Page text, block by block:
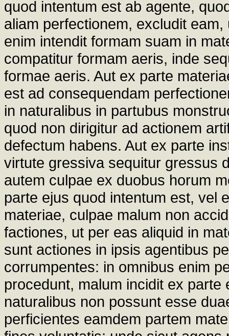
quod intentum est ab agente,
aliam perfectionem, excludit
enim intendit formam suam in
compatitur formam aeris, inde
formae aeris. Aut ex parte
est ad consequendam
in naturalibus in partubus
quod non dirigitur ad actionem
defectum habens. Aut ex parte
virtute gressiva sequitur gressus
autem culpae ex duobus horum
parte ejus quod intentum est, vel
materiae, culpae malum non
factiones, ut per eas aliquid in
sunt actiones in ipsis agentibus
corrumpentes: in omnibus enim
procedunt, malum incidit ex
naturalibus non possunt esse
perficientes eamdem partem